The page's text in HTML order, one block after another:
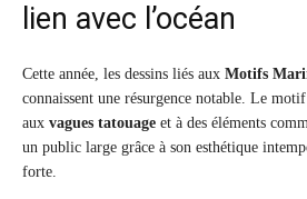
lien avec l’océan
Cette année, les dessins liés aux Motifs
connaissent une résurgence notable. Le
aux vagues tatouage et à des éléments
un public large grâce à son esthétique
forte.